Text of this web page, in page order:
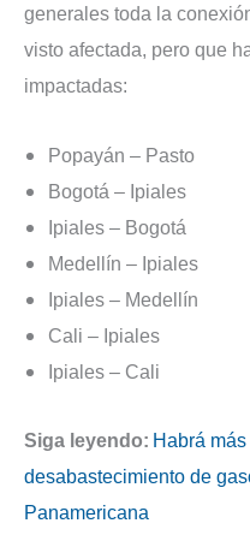
generales toda la
visto afectada, pero que
impactadas:
Popayán – Pasto
Bogotá – Ipiales
Ipiales – Bogotá
Medellín – Ipiales
Ipiales – Medellín
Cali – Ipiales
Ipiales – Cali
Siga leyendo: Habrá
desabastecimiento de
Panamericana